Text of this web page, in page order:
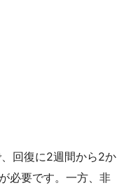
回復に2週間から2か
必要です。一方、非